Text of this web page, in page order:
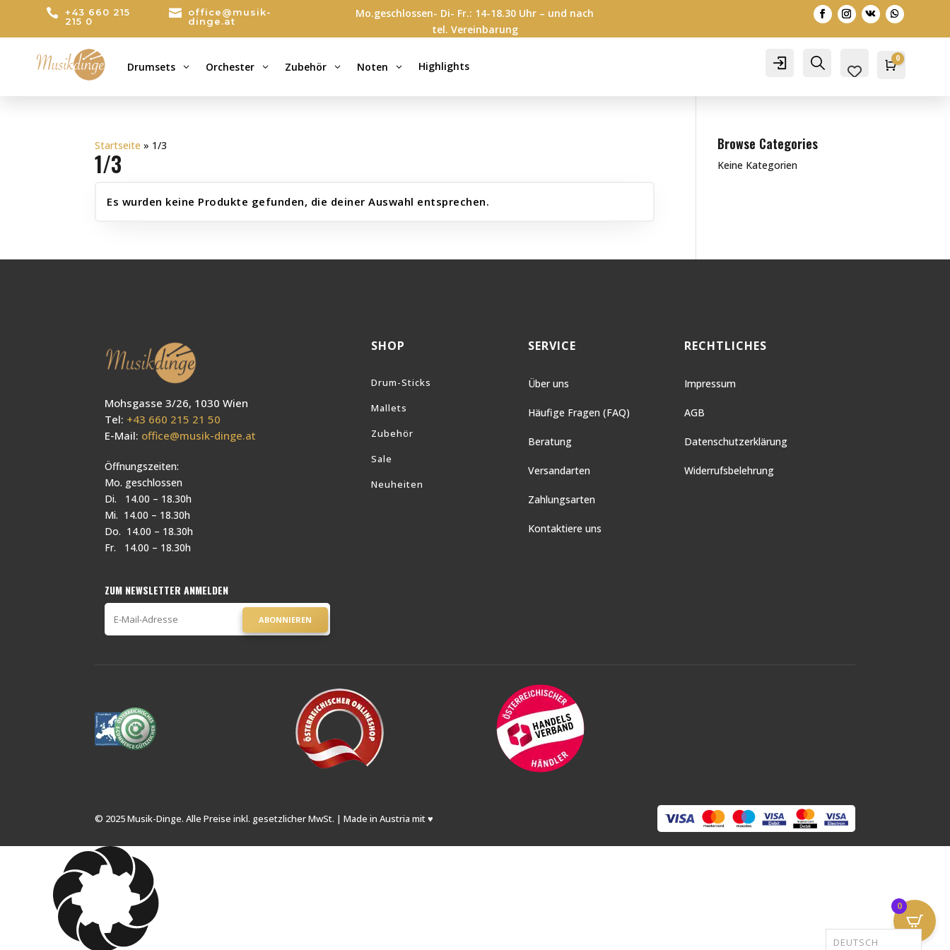
 +43 660 215
215 0

office@musik-
dinge.at
Mo.geschlossen- Di- Fr.: 14-18.30 Uhr – und nach
tel. Vereinbarung
Drumsets 3 Orchester 3 Zubehör 3 Noten 3 Highlights Account Search 0
Startseite » 1/3
1/3
Es wurden keine Produkte gefunden, die deiner Auswahl entsprechen.
Browse Categories
Keine Kategorien
Mohsgasse 3/26, 1030 Wien
Tel: +43 660 215 21 50
E-Mail: office@musik-dinge.at
Öffnungszeiten:
Mo. geschlossen
Di. 14.00 – 18.30h
Mi. 14.00 – 18.30h
Do. 14.00 – 18.30h
Fr. 14.00 – 18.30h
ZUM NEWSLETTER ANMELDEN
ABONNIEREN
SHOP
Drum-Sticks
Mallets
Zubehör
Sale
Neuheiten
SERVICE
Über uns
Häufige Fragen (FAQ)
Beratung
Versandarten
Zahlungsarten
Kontaktiere uns
RECHTLICHES
Impressum
AGB
Datenschutzerklärung
Widerrufsbelehrung
© 2025 Musik-Dinge. Alle Preise inkl. gesetzlicher MwSt. | Made in Austria mit ♥
0
DEUTSCH